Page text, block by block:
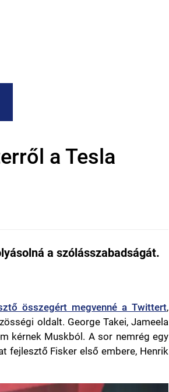
a Tesla
a szólásszabadságát.
összegért megvenné a Twittert,
oldalt. George Takei, Jameela
kérnek Muskból. A sor nemrég egy
fejlesztő Fisker első embere, Henrik